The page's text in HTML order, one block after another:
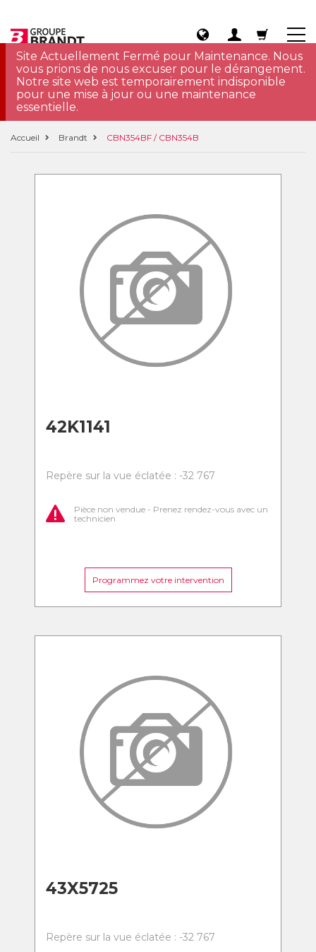
Site Actuellement Fermé pour Maintenance. Nous
vous prions de nous excuser pour le dérangement.
Notre site web est temporairement indisponible
pour une mise à jour ou une maintenance
essentielle.
Accueil Brandt CBN354BF / CBN354B
42K1141
Repère sur la vue éclatée : -32 767
Pièce non vendue - Prenez rendez-vous avec un
technicien
Programmez votre intervention
43X5725
Repère sur la vue éclatée : -32 767